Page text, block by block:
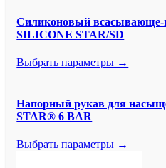
Силиконовый
SILICONE STAR/SD
Выбрать параметры →
Напорный рукав для
STAR® 6 BAR
Выбрать параметры →